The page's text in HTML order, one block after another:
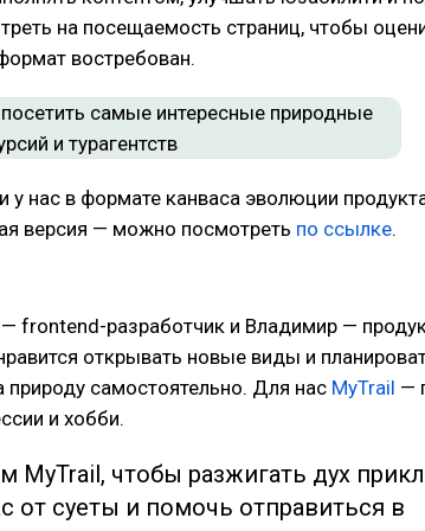
на посещаемость страниц, чтобы
востребован.
у нас в формате канваса эволюции
версия — можно посмотреть по ссылке.
frontend-разработчик и Владимир —
открывать новые виды и
природу самостоятельно. Для нас MyTrail —
и хобби.
MyTrail, чтобы разжигать дух
от суеты и помочь отправиться в